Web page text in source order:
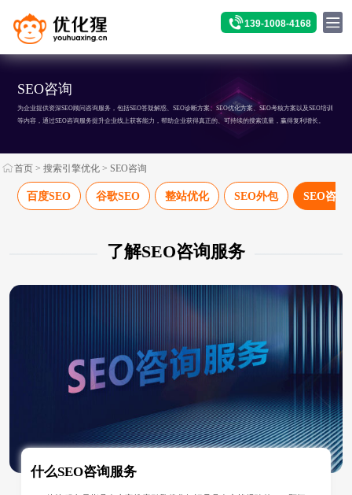
139-1008-4168
SEO咨询
为企业提供资深SEO顾问咨询服务，包括SEO答疑解惑、SEO诊断方案、SEO优化方案、SEO考核方案以及SEO培训
等内容，通过SEO咨询服务提升企业线上获客能力，帮助企业获得真正的、可持续的搜索流量，赢得复利增长。
首页> 搜索引擎优化> SEO咨询
百度SEO 谷歌SEO 整站优化 SEO外包 SEO咨询
了解SEO咨询服务
什么SEO咨询服务